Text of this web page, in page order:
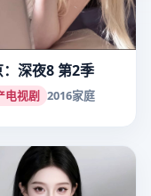
：深夜8 第2季
电视剧 2016家庭